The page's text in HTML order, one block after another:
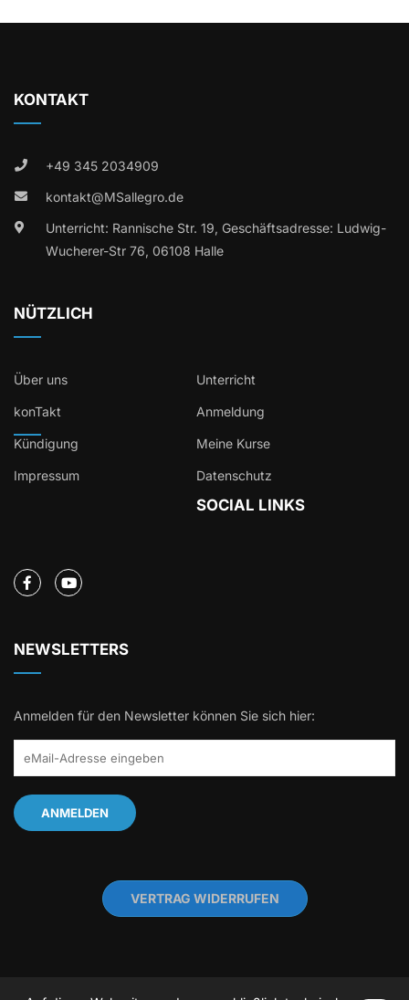
KONTAKT
+49 345 2034909
kontakt@MSallegro.de
Unterricht: Rannische Str. 19, Geschäftsadresse: Ludwig-
Wucherer-Str 76, 06108 Halle
NÜTZLICH
Über uns Unterricht
konTakt Anmeldung
Kündigung Meine Kurse
Impressum Datenschutz
SOCIAL LINKS
NEWSLETTERS
Anmelden für den Newsletter können Sie sich hier:
VERTRAG WIDERRUFEN